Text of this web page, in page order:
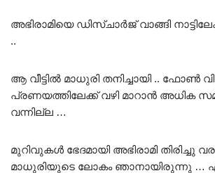
അഭിരാമിയെ ഡിസ്ചാർജ് വാങ്ങി
..
ആ വീട്ടിൽ മാധുരി തനിച്ചായി .. ഫോൺ
പ്രണയത്തിലേക്ക് വഴി മാറാൻ അധിക
വന്നില്ല …
മുറിവുകൾ ഭേദമായി അഭിരാമി തിരിച്ചു
മാധുരിയുടെ ലോകം ഞാനായിരുന്നു …